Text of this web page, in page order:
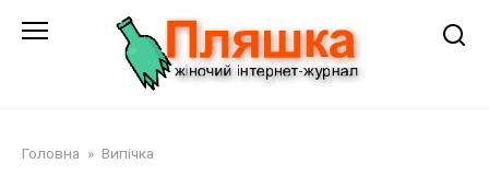
Головна » Випічка